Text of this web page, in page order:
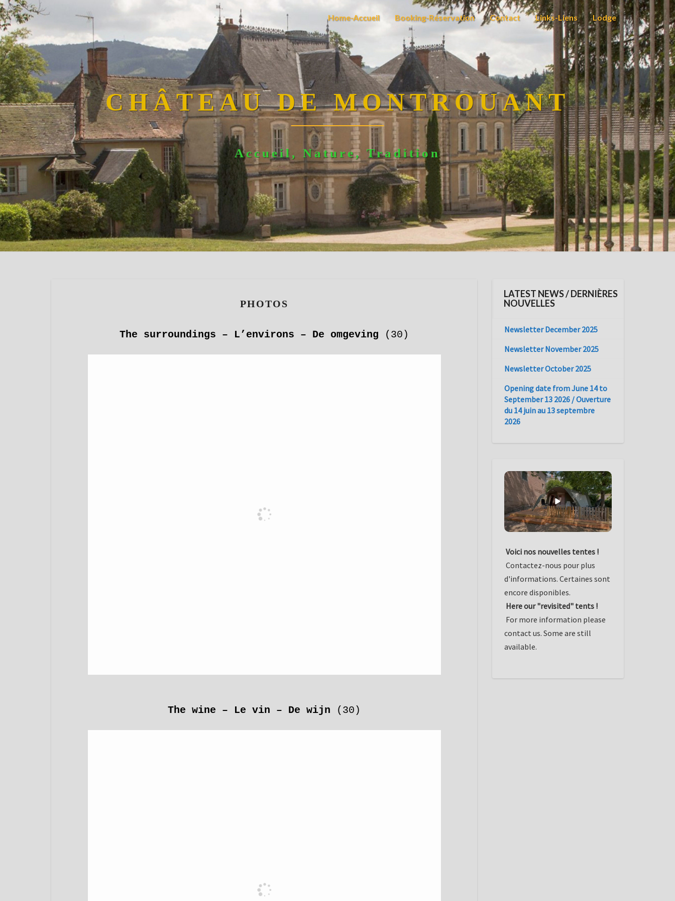
Home-Accueil Booking-Réservation Contact Links-Liens Lodge
CHÂTEAU DE MONTROUANT
Accueil, Nature, Tradition
PHOTOS
The surroundings – L’environs – De omgeving (30)
The wine – Le vin – De wijn (30)
LATEST NEWS / DERNIÈRES
NOUVELLES
Newsletter December 2025
Newsletter November 2025
Newsletter October 2025
Opening date from June 14 to
September 13 2026 / Ouverture
du 14 juin au 13 septembre
2026
Voici nos nouvelles tentes !
Contactez-nous pour plus
d'informations. Certaines sont
encore disponibles.
Here our "revisited" tents !
For more information please
contact us. Some are still
available.